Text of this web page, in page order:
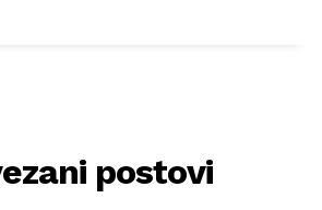
postovi